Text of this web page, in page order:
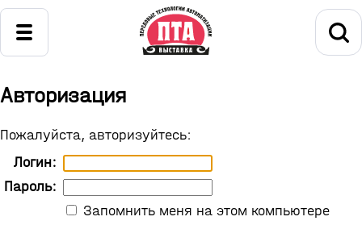
Авторизация
Пожалуйста, авторизуйтесь:
Логин:
Пароль:
Запомнить меня на этом компьютере